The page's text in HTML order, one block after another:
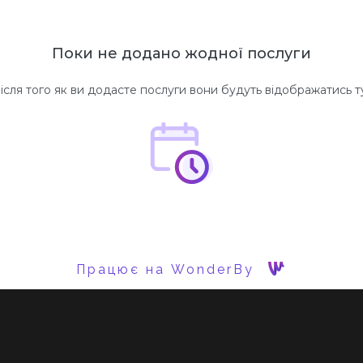
Поки не додано жодної послуги
того як ви додасте послуги вони будуть відображатись
Працює на WonderBy